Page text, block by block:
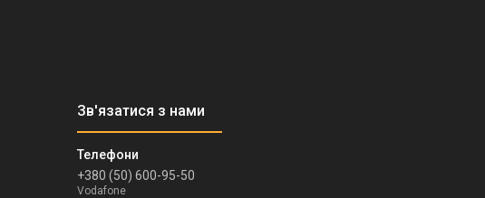
+380 (50) 600-95-50
Vodafone